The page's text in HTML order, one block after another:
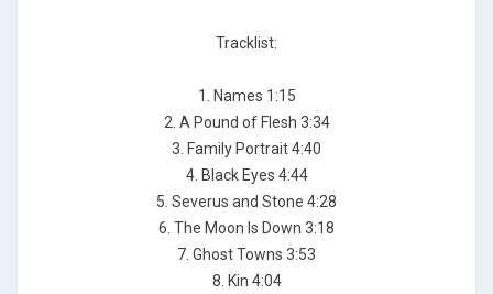
Tracklist:
1. Names 1:15
2. A Pound of Flesh 3:34
3. Family Portrait 4:40
4. Black Eyes 4:44
5. Severus and Stone 4:28
6. The Moon Is Down 3:18
7. Ghost Towns 3:53
8. Kin 4:04